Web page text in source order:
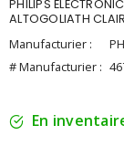
PHILIPS
ALTOGOLIATH
Manufacturier :
# Manufacturier :
En